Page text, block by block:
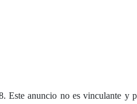
Este anuncio no es vinculante y